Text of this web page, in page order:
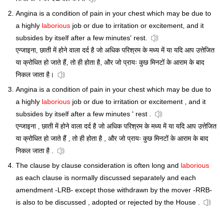
Angina is a condition of pain in your chest which may be due to
a highly laborious job or due to irritation or excitement, and it
subsides by itself after a few minutes' rest.
एन्जाइना, छाती में होने वाला दर्द है जो अधिक परिश्रम के मध्य में या यदि आप उत्तेजित
या क्रोधित हो जाते हैं, तो ही होता है, और जो प्रायः कुछ मिनटों के आराम के बाद
निकल जाता है।
Angina is a condition of pain in your chest which may be due to
a highly laborious job or due to irritation or excitement , and it
subsides by itself after a few minutes ' rest .
एन्जाइना , छाती में होने वाला दर्द है जो अधिक परिश्रम के मध्य में या यदि आप उत्तेजित
या क्रोधित हो जाते हैं , तो ही होता है , और जो प्रायः कुछ मिनटों के आराम के बाद
निकल जाता है .
The clause by clause consideration is often long and laborious
as each clause is normally discussed separately and each
amendment -LRB- except those withdrawn by the mover -RRB-
is also to be discussed , adopted or rejected by the House .